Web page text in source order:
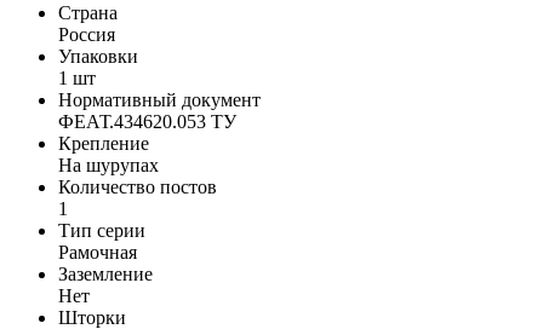
Страна
Россия
Упаковки
1 шт
Нормативный документ
ФЕАТ.434620.053 ТУ
Крепление
На шурупах
Количество постов
1
Тип серии
Рамочная
Заземление
Нет
Шторки